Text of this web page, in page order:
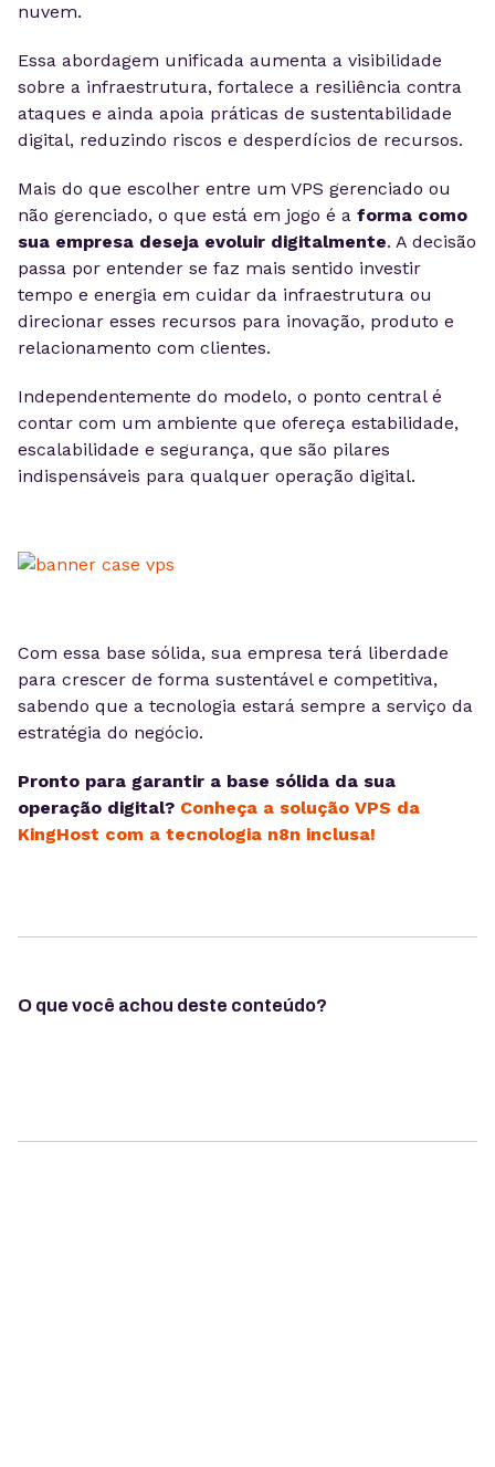
nuvem.
Essa abordagem unificada aumenta a visibilidade
sobre a infraestrutura, fortalece a resiliência contra
ataques e ainda apoia práticas de sustentabilidade
digital, reduzindo riscos e desperdícios de recursos.
Mais do que escolher entre um VPS gerenciado ou
não gerenciado, o que está em jogo é a forma como
sua empresa deseja evoluir digitalmente. A decisão
passa por entender se faz mais sentido investir
tempo e energia em cuidar da infraestrutura ou
direcionar esses recursos para inovação, produto e
relacionamento com clientes.
Independentemente do modelo, o ponto central é
contar com um ambiente que ofereça estabilidade,
escalabilidade e segurança, que são pilares
indispensáveis para qualquer operação digital.
Com essa base sólida, sua empresa terá liberdade
para crescer de forma sustentável e competitiva,
sabendo que a tecnologia estará sempre a serviço da
estratégia do negócio.
Pronto para garantir a base sólida da sua
operação digital? Conheça a solução VPS da
KingHost com a tecnologia n8n inclusa!
O que você achou deste conteúdo?